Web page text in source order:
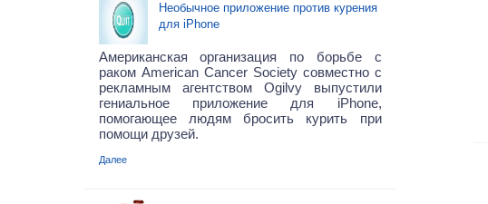
Необычное приложение против курения
для iPhone
Американская организация по борьбе с
раком American Cancer Society совместно с
рекламным агентством Ogilvy выпустили
гениальное приложение для iPhone,
помогающее людям бросить курить при
помощи друзей.
Далее